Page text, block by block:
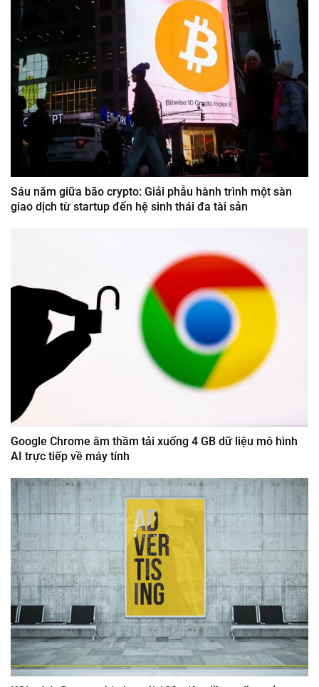
Sáu năm giữa bão crypto: Giải phẫu hành trình một sàn
giao dịch từ startup đến hệ sinh thái đa tài sản
Google Chrome âm thầm tải xuống 4 GB dữ liệu mô hình
AI trực tiếp về máy tính